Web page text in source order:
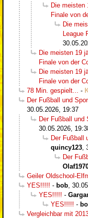
Die meisten
Finale von
Die
Die meisten 19
Finale von der
Die meisten 19
Finale von der
78 Min. gespielt...
-
Der Fußball und
30.05.2026, 19:37
Der Fußball und
30.05.2026,
Der Fußball
quincy123
Der
Geiler Oldschool-
YES!!!!! - bob
YES!!!!! -
YES!!!!! -
Vergleichbar mit